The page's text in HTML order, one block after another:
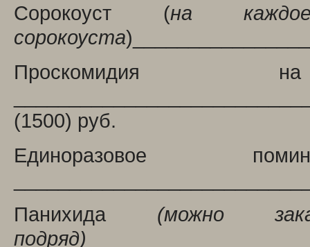
Сорокоуст (на
сорокоуста
(1500) руб.
Единоразовое
Панихида (можно
подряд)